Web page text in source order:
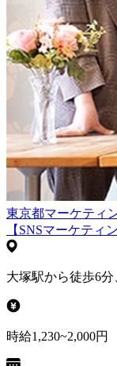
東京都マーケティ
【SNSマーケティ
大塚駅から徒歩6
時給1,230~2,000円